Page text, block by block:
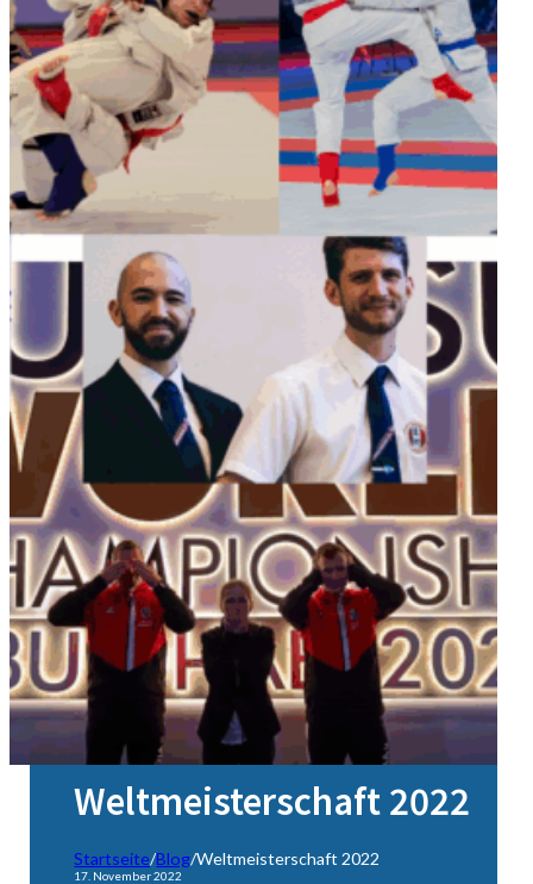
Weltmeisterschaft 2022
Startseite/Blog/Weltmeisterschaft 2022
17. November 2022